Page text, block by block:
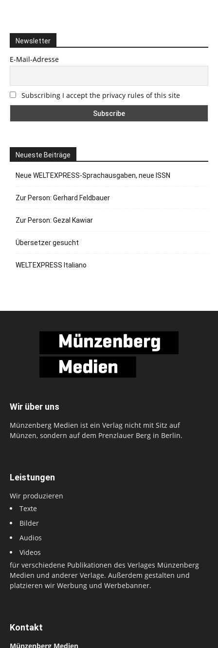
Newsletter
E-Mail-Adresse
Subscribing I accept the privacy rules of this site
Neueste Beiträge
Neue WELTEXPRESS-Sprachausgaben, neue ISSN
Zur Person: Gerhard Feldbauer
Zur Person: Gezal Kawiar
Übersetzer gesucht
WELTEXPRESS Italiano
Wir über uns
Münzenberg Medien ist ein Verlag nicht mit Sitz auf
Münzen, sondern auf dem Prenzlauer Berg in Berlin.
Leistungen
Wir produzieren
Texte
Bilder
Audios
Videos
für verschiedene Publikationen des Verlages Münzenberg
Medien und anderer Verlage. Außerdem gestalten und
platzieren wir Werbung und Werbebanner.
Kontakt
Münzenberg Medien